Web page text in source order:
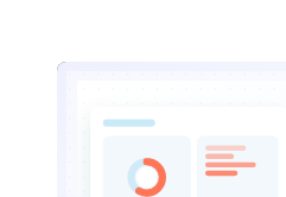
步调整，十几分钟就能从